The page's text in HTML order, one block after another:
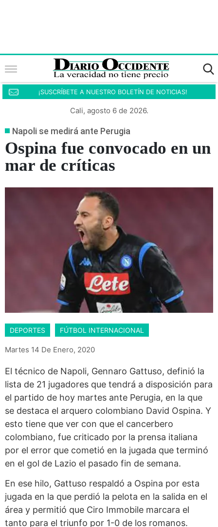
¡SUSCRÍBETE A NUESTRO BOLETÍN DE NOTICIAS!
Cali, agosto 6 de 2026.
Napoli se medirá ante Perugia
Ospina fue convocado en un
mar de críticas
DEPORTES FÚTBOL INTERNACIONAL
Martes 14 De Enero, 2020
El técnico de Napoli, Gennaro Gattuso, definió la
lista de 21 jugadores que tendrá a disposición para
el partido de hoy martes ante Perugia, en la que
se destaca el arquero colombiano David Ospina. Y
esto tiene que ver con que el cancerbero
colombiano, fue criticado por la prensa italiana
por el error que cometió en la jugada que terminó
en el gol de Lazio el pasado fin de semana.
En ese hilo, Gattuso respaldó a Ospina por esta
jugada en la que perdió la pelota en la salida en el
área y permitió que Ciro Immobile marcara el
tanto para el triunfo por 1-0 de los romanos.